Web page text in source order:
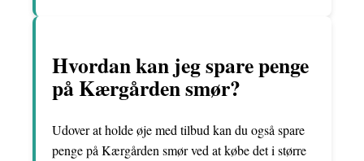
Hvordan kan jeg spare penge
på Kærgården smør?
Udover at holde øje med tilbud kan du også spare
penge på Kærgården smør ved at købe det i større